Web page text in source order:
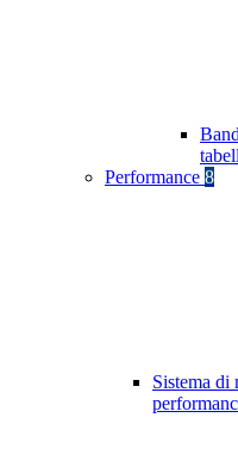
Performance 8
Sistema di